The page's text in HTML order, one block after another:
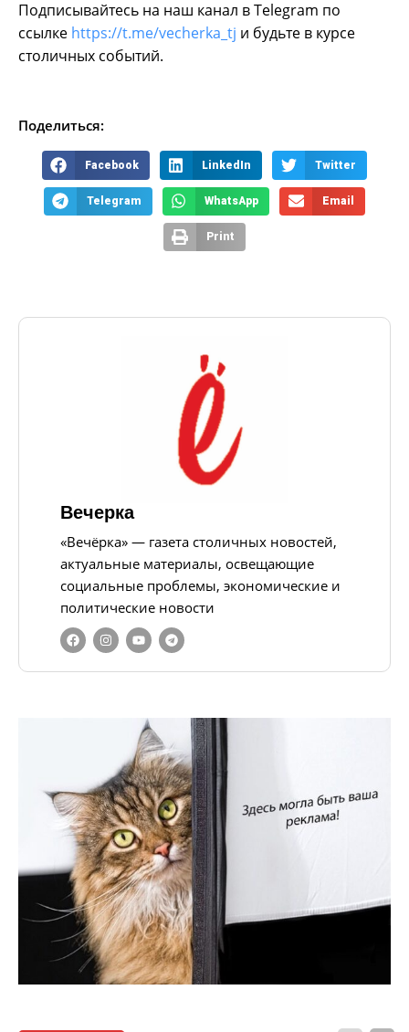
Подписывайтесь на наш канал в Telegram по
ссылке https://t.me/vecherka_tj и будьте в курсе
столичных событий.
Поделиться:
Facebook LinkedIn Twitter
Telegram WhatsApp Email
Print
Вечерка
«Вечёрка» — газета столичных новостей,
актуальные материалы, освещающие
социальные проблемы, экономические и
политические новости